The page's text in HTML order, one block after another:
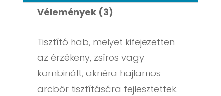
Vélemények (3)
Tisztító hab, melyet kifejezetten
az érzékeny, zsíros vagy
kombinált, aknéra hajlamos
arcbőr tisztítására fejlesztettek.